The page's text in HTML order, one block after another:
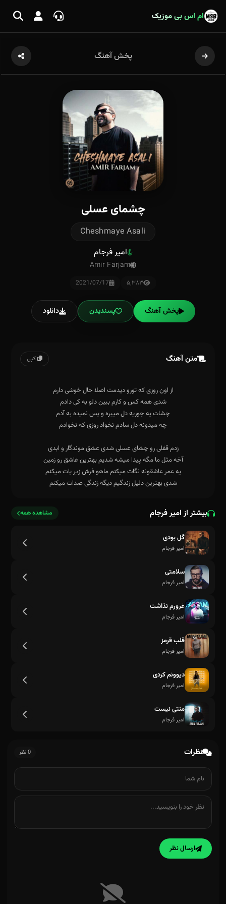
ام اس بی موزیک
پخش آهنگ
چشمای عسلی
Cheshmaye Asali
امیر فرجام
Amir Farjam
۵٬۳۸۳ 2021/07/17
پخش آهنگ پسندیدن دانلود
متن آهنگ کپی
شدی بهترین دلیل زندگیم دیگه زندگی صدات میکنم
بیشتر از امیر فرجام مشاهده همه
گل بودی
امیر فرجام
سلامتی
امیر فرجام
غرورم نذاشت
امیر فرجام
قلب قرمز
امیر فرجام
دیوونم کردی
امیر فرجام
منتی نیست
امیر فرجام
نظرات 0 نظر
ارسال نظر